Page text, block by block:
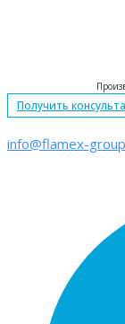
Получить
info@flamex-